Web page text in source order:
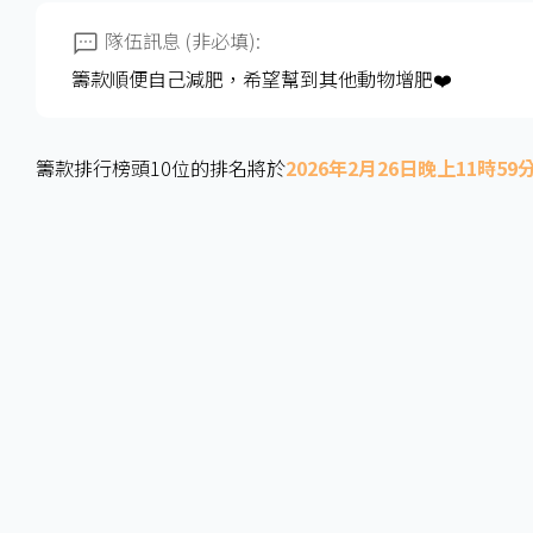
隊伍訊息 (非必填):
籌款順便自己減肥，希望幫到其他動物增肥❤️
籌款排行榜頭10位的排名將於2026年2月26日晚上11時59